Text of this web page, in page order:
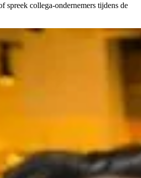
spreek collega-ondernemers tijdens de